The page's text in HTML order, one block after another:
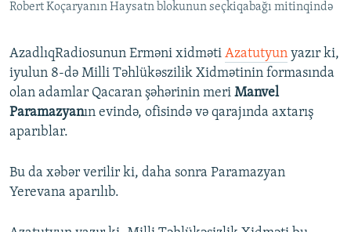
AZADLIQRADIOSU MOBIL TELEFONUNUZDA
XƏBƏR BÜLLETENLƏRIMIZ
RFE/RL-in bütün saytları
Robert Koçaryanın Haysatn blokunun seçkiqabağı mitinqində
AzadlıqRadiosunun Erməni xidməti Azatutyun yazır ki,
iyulun 8-də Milli Təhlükəszilik Xidmətinin formasında
olan adamlar Qacaran şəhərinin meri Manvel
Paramazyanın evində, ofisində və qarajında axtarış
aparıblar.
Bu da xəbər verilir ki, daha sonra Paramazyan
Yerevana aparılıb.